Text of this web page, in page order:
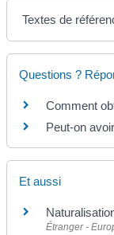
Textes de
Questions ?
Comment
Peut-on
Et aussi
Étranger -